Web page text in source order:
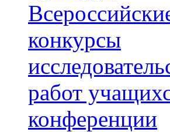
конкурсы
работ
конференции